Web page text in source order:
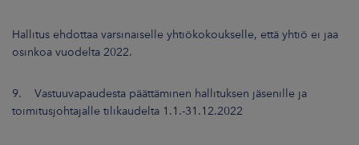
Hallitus ehdottaa varsinaiselle yhtiökokoukselle, että yhtiö ei jaa
osinkoa vuodelta 2022.
9. Vastuuvapaudesta päättäminen hallituksen jäsenille ja
toimitusjohtajalle tilikaudelta 1.1.-31.12.2022